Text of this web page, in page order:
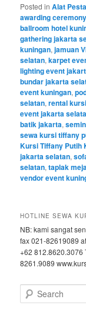
Posted in Alat Pesta
awarding
ballroom hotel
gathering jakarta
kuningan,jamuan
selatan,karpet
lighting event
bundar jakarta
event kuningan,
selatan,rental
event jakarta
batik jakarta,
sewa kursi tiffany
Kursi Tiffany Putih
jakarta selatan,
selatan,taplak
vendor event
HOTLINE SEWA
NB: kami sangat
fax 021-82619089
+62 812.8620.3076
8261.9089
Search